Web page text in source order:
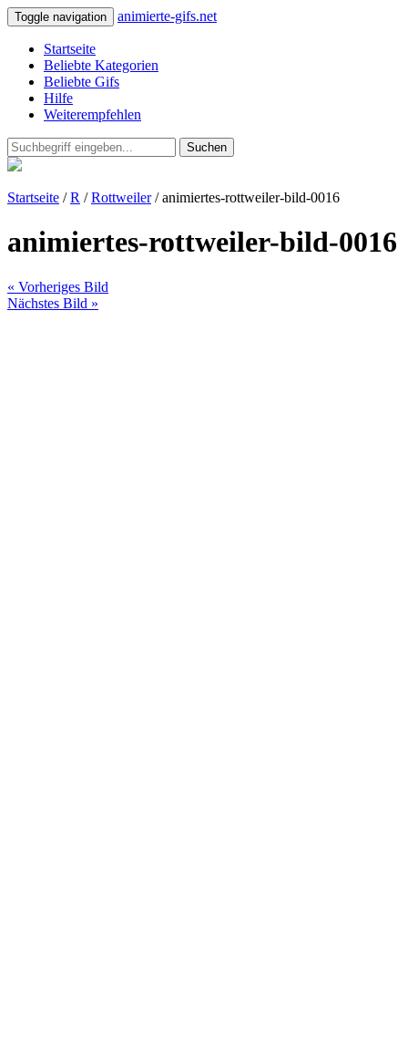
Toggle navigation animierte-gifs.net
Startseite
Beliebte Kategorien
Beliebte Gifs
Hilfe
Weiterempfehlen
Suchen
Startseite /R /Rottweiler/ animiertes-rottweiler-bild-0016
animiertes-rottweiler-bild-0016
« Vorheriges Bild
Nächstes Bild »